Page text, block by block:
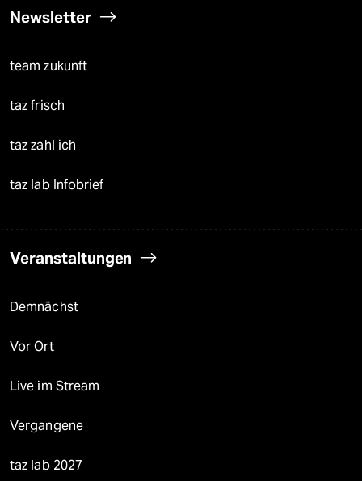
Newsletter
team zukunft
taz frisch
taz zahl ich
taz lab Infobrief
Veranstaltungen
Demnächst
Vor Ort
Live im Stream
Vergangene
taz lab 2027